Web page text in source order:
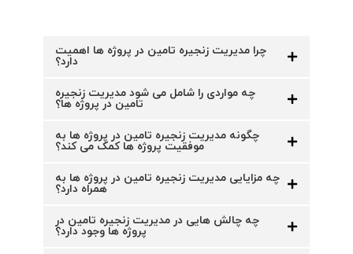
چرا مدیریت زنجیره تامین در پروژه ها اهمیت
دارد؟
چه مواردی را شامل می شود مدیریت زنجیره
تامین در پروژه ها؟
چگونه مدیریت زنجیره تامین در پروژه ها به
موفقیت پروژه ها کمک می کند؟
چه مزایایی مدیریت زنجیره تامین در پروژه ها به
همراه دارد؟
چه چالش هایی در مدیریت زنجیره تامین در
پروژه ها وجود دارد؟